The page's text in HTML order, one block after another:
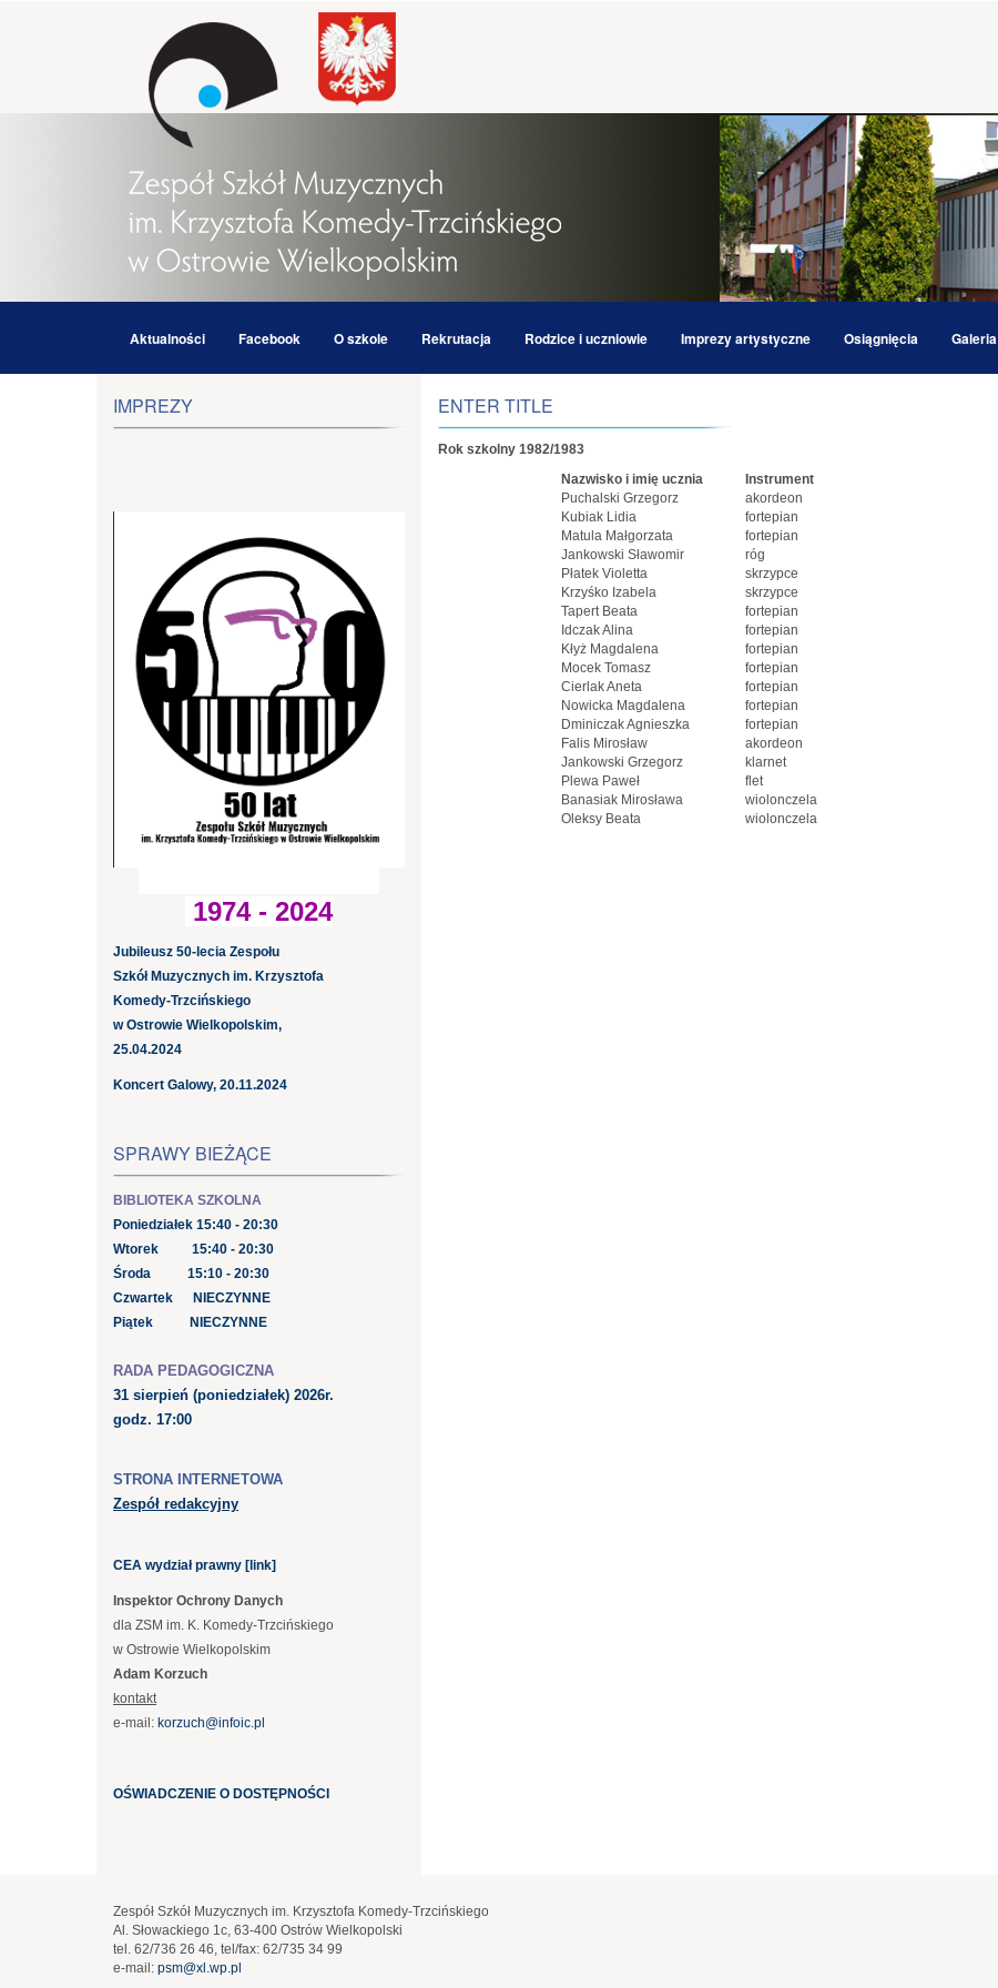
Aktualności Facebook O szkole Rekrutacja Rodzice i uczniowie Imprezy artystyczne Osiągnięcia Galeria
ENTER TITLE
Rok szkolny 1982/1983
Nazwisko i imię ucznia
Instrument
Puchalski Grzegorz
akordeon
Kubiak Lidia
fortepian
Matula Małgorzata
fortepian
Jankowski Sławomir
róg
Płatek Violetta
skrzypce
Krzyśko Izabela
skrzypce
Tapert Beata
fortepian
Idczak Alina
fortepian
Kłyż Magdalena
fortepian
Mocek Tomasz
fortepian
Cierlak Aneta
fortepian
Nowicka Magdalena
fortepian
Dminiczak Agnieszka
fortepian
Falis Mirosław
akordeon
Jankowski Grzegorz
klarnet
Plewa Paweł
flet
Banasiak Mirosława
wiolonczela
Oleksy Beata
wiolonczela
IMPREZY
1974 - 2024
Jubileusz 50-lecia Zespołu
Szkół Muzycznych im. Krzysztofa
Komedy-Trzcińskiego
w Ostrowie Wielkopolskim,
25.04.2024
Koncert Galowy, 20.11.2024
SPRAWY BIEŻĄCE
BIBLIOTEKA SZKOLNA
Poniedziałek 15:40 - 20:30
Wtorek 15:40 - 20:30
Środa 15:10 - 20:30
Czwartek NIECZYNNE
Piątek NIECZYNNE
RADA PEDAGOGICZNA
31 sierpień (poniedziałek) 2026r.
godz. 17:00
STRONA INTERNETOWA
Zespół redakcyjny
CEA wydział prawny [link]
Inspektor Ochrony Danych
dla ZSM im. K. Komedy-Trzcińskiego
w Ostrowie Wielkopolskim
Adam Korzuch
kontakt
e-mail: korzuch@infoic.pl
OŚWIADCZENIE O DOSTĘPNOŚCI
Zespół Szkół Muzycznych im. Krzysztofa Komedy-Trzcińskiego
Al. Słowackiego 1c, 63-400 Ostrów Wielkopolski
tel. 62/736 26 46, tel/fax: 62/735 34 99
e-mail: psm@xl.wp.pl